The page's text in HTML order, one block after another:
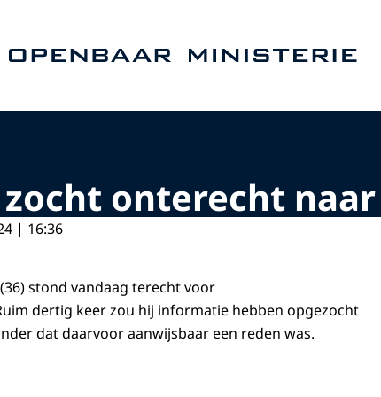
onterecht
| 16:36
stond vandaag terecht voor
dertig keer zou hij informatie hebben opgezocht
dat daarvoor aanwijsbaar een reden was.